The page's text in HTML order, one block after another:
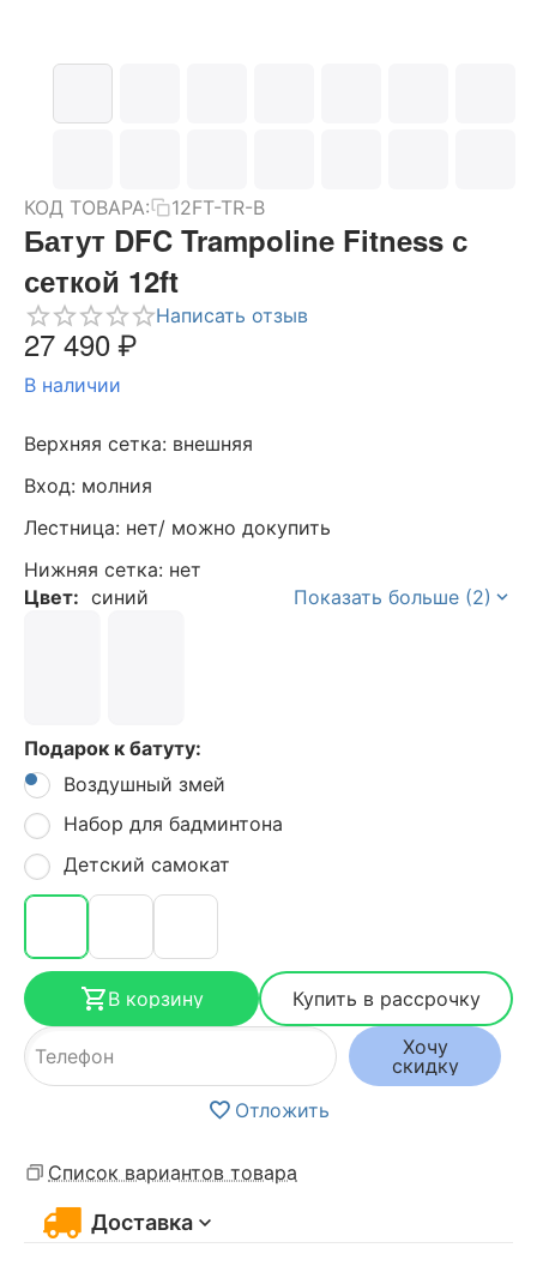
КОД ТОВАРА: 12FT-TR-B
Батут DFC Trampoline Fitness с
сеткой 12ft
Написать отзыв
27 490₽
В наличии
Верхняя сетка: внешняя
Вход: молния
Лестница: нет/ можно докупить
Нижняя сетка: нет
Цвет: синий Показать больше (2)
Подарок к батуту:
Воздушный змей
Набор для бадминтона
Детский самокат
В корзину
Купить в рассрочку
Хочу
скидку
Отложить
Список вариантов товара
Доставка